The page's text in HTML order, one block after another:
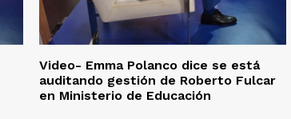
Video- Emma Polanco dice se está
auditando gestión de Roberto Fulcar
en Ministerio de Educación